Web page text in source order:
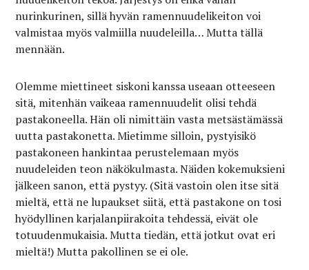
nurinkurinen, sillä hyvän ramennuudelikeiton voi
valmistaa myös valmiilla nuudeleilla… Mutta tällä
mennään.
Olemme miettineet siskoni kanssa useaan otteeseen
sitä, mitenhän vaikeaa ramennuudelit olisi tehdä
pastakoneella. Hän oli nimittäin vasta metsästämässä
uutta pastakonetta. Mietimme silloin, pystyisikö
pastakoneen hankintaa perustelemaan myös
nuudeleiden teon näkökulmasta. Näiden kokemuksieni
jälkeen sanon, että pystyy. (Sitä vastoin olen itse sitä
mieltä, että ne lupaukset siitä, että pastakone on tosi
hyödyllinen karjalanpiirakoita tehdessä, eivät ole
totuudenmukaisia. Mutta tiedän, että jotkut ovat eri
mieltä!) Mutta pakollinen se ei ole.